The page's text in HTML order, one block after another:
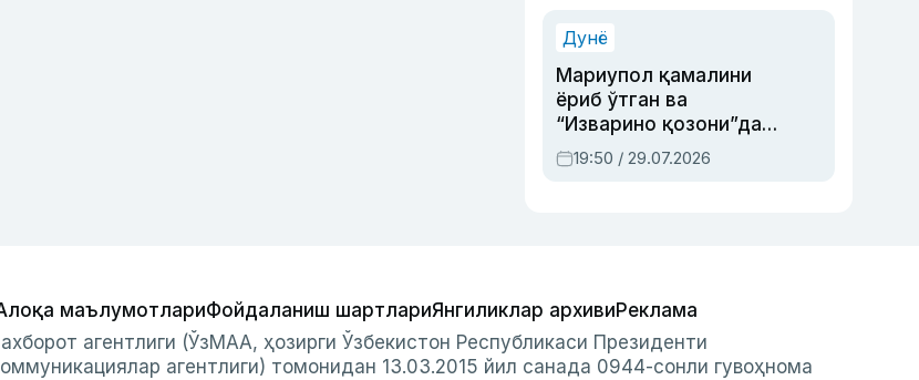
Дунё
Мариупол қамалини
ёриб ўтган ва
“Изварино қозони”дан
чиққан қаҳрамон —
Украина армияси бош
19:50 / 29.07.2026
маълумотлариФойдаланиш шартлариЯнгиликлар архивиРеклама
агентлиги (ЎзМАА, ҳозирги Ўзбекистон Республикаси Президенти
агентлиги) томонидан 13.03.2015 йил санада 0944-сонли гувоҳнома